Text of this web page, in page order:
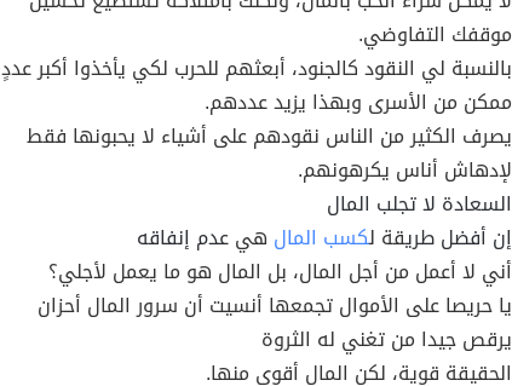
موقفك التفاوضي.
بالنسبة لي النقود كالجنود، أبعثهم للحرب لكي يأخذوا أكبر عددٍ
ممكن من الأسرى وبهذا يزيد عددهم.
يصرف الكثير من الناس نقودهم على أشياء لا يحبونها فقط
لإدهاش أناس يكرهونهم.
السعادة لا تجلب المال
إن أفضل طريقة لكسب المال هيعدم إنفاقه
أني لا أعمل من أجل المال، بل المال هو ما يعمل لأجلي؟
يا حريصا على الأموال تجمعها أنسيت أن سرور المال أحزان
يرقص جيدا من تغني له الثروة
الحقيقة قوية، لكن المال أقوى منها.